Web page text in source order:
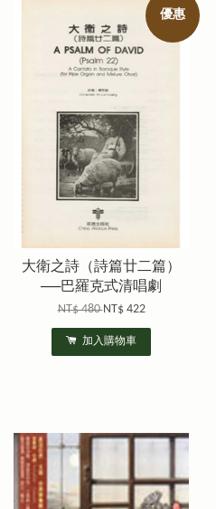
優惠
大衛之詩（詩篇廿二篇）
──巴羅克式清唱劇
NT$ 480NT$ 422
加入購物車